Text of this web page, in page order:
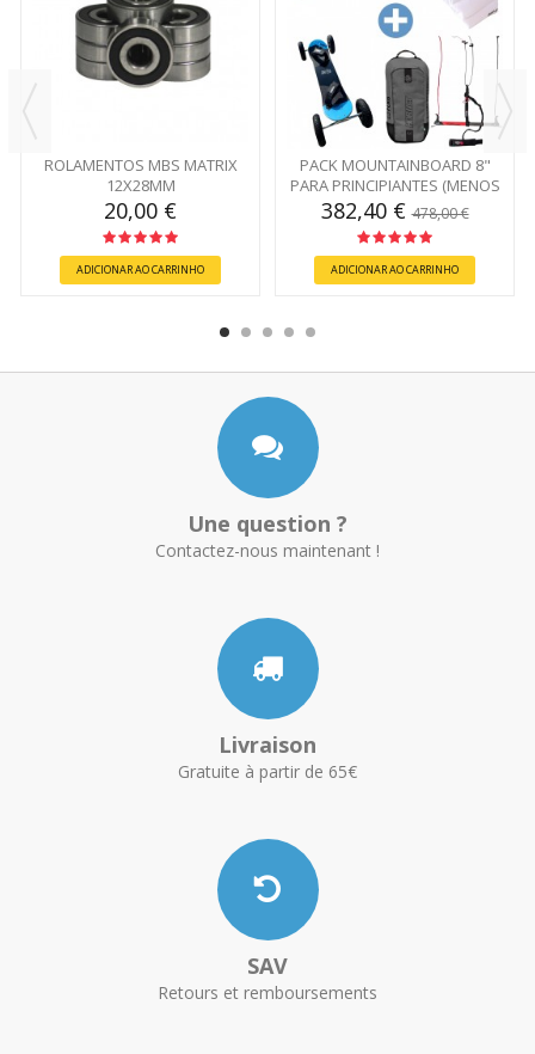
ROLAMENTOS MBS MATRIX
12X28MM
20,00 €
ADICIONAR AO CARRINHO
PACK MOUNTAINBOARD 8"
PARA PRINCIPIANTES (MENOS
DE 65KG)
382,40 €478,00 €
ADICIONAR AO CARRINHO
Une question ?
Contactez-nous maintenant !
Livraison
Gratuite à partir de 65€
SAV
Retours et remboursements